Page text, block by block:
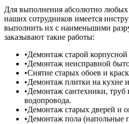
Для выполнения абсолютно
наших сотрудников имеется
выполнить их с наименьшими
заказывают такие работы:
•Демонтаж старой
•Демонтаж неисправной
•Снятие старых обоев и
•Демонтаж плитки на кухне
•Демонтаж сантехники, труб
водопровода.
•Демонтаж старых дверей и
•Демонтаж пола (напольные